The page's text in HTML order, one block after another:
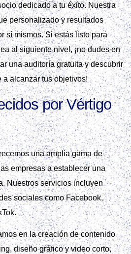
dedicado a tu éxito. Nuestra
personalizado y resultados
sí mismos. Si estás listo para
al siguiente nivel, ¡no dudes en
una auditoría gratuita y descubrir
a alcanzar tus objetivos!
por Vértigo
una amplia gama de
empresas a establecer una
Nuestros servicios incluyen
sociales como Facebook,
en la creación de contenido
diseño gráfico y video corto,